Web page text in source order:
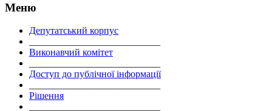
Меню
Депутатський корпус
Виконавчий комітет
Доступ до публічної інформації
Рішення